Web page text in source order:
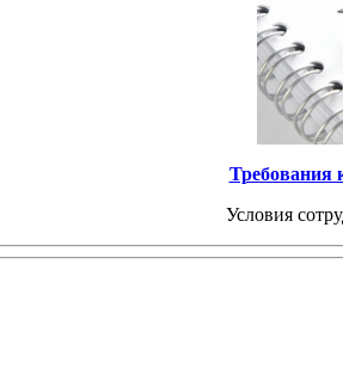
Требования
Условия